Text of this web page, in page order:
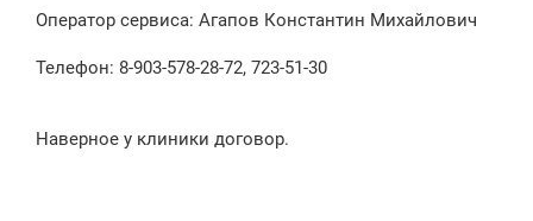
Оператор сервиса: Агапов Константин Михайлович
Телефон: 8-903-578-28-72, 723-51-30
Наверное у клиники договор.